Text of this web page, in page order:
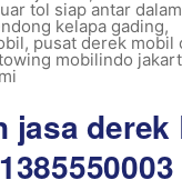
tol siap antar
kelapa gading,
, pusat derek mobil
mobilindo
jasa derek